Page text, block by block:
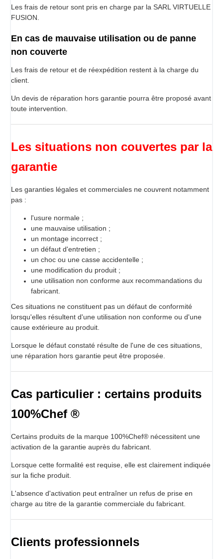
Les frais de retour sont pris en charge par la SARL VIRTUELLE
FUSION.
En cas de mauvaise utilisation ou de panne
non couverte
Les frais de retour et de réexpédition restent à la charge du
client.
Un devis de réparation hors garantie pourra être proposé avant
toute intervention.
Les situations non couvertes par la
garantie
Les garanties légales et commerciales ne couvrent notamment
pas :
l'usure normale ;
une mauvaise utilisation ;
un montage incorrect ;
un défaut d'entretien ;
un choc ou une casse accidentelle ;
une modification du produit ;
une utilisation non conforme aux recommandations du
fabricant.
Ces situations ne constituent pas un défaut de conformité
lorsqu'elles résultent d'une utilisation non conforme ou d'une
cause extérieure au produit.
Lorsque le défaut constaté résulte de l'une de ces situations,
une réparation hors garantie peut être proposée.
Cas particulier : certains produits
100%Chef ®
Certains produits de la marque 100%Chef® nécessitent une
activation de la garantie auprès du fabricant.
Lorsque cette formalité est requise, elle est clairement indiquée
sur la fiche produit.
L'absence d'activation peut entraîner un refus de prise en
charge au titre de la garantie commerciale du fabricant.
Clients professionnels